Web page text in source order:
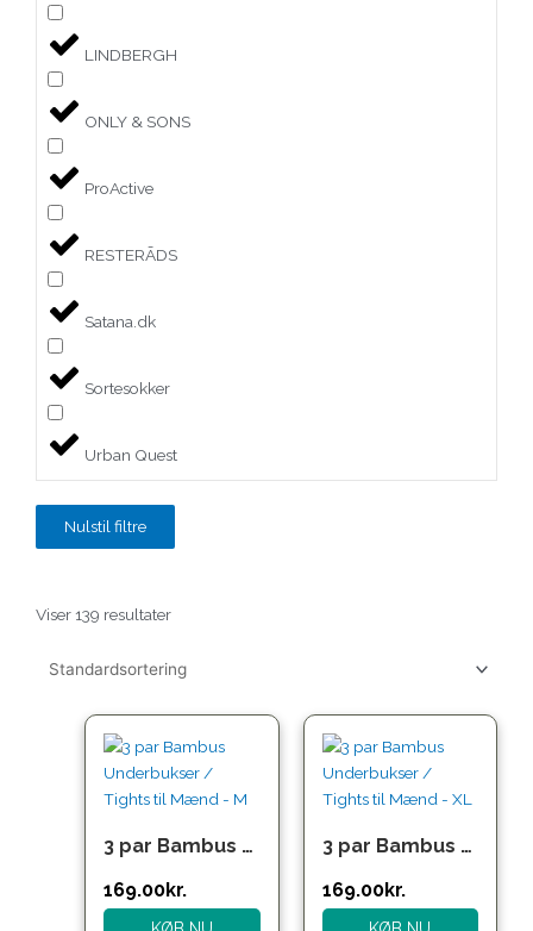
LINDBERGH
ONLY & SONS
ProActive
RESTERÃDS
Satana.dk
Sortesokker
Urban Quest
Nulstil filtre
Viser 139 resultater
3 par Bambus Boxershorts til Mænd – Bløde & Åndbare Underbukser – M
oprindelige
pris
var:
169.00kr.
aktuelle
pris
er:
3 par Bambus Boxershorts til Mænd – Bløde & Åndbare Underbukser – XL
oprindelige
pris
var:
169.00kr.
aktuelle
pris
er: